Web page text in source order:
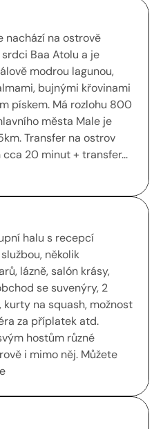
nachází na ostrově
Baa Atolu a je
modrou lagunou,
bujnými křovinami
pískem. Má rozlohu 800
města Male je
Transfer na ostrov
20 minut + transfer...
halu s recepcí
několik
lázně, salón krásy,
se suvenýry, 2
na squash, možnost
za příplatek atd.
hostům různé
i mimo něj. Můžete